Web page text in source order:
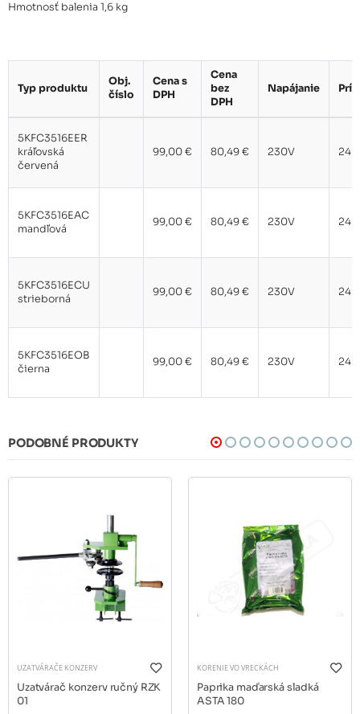
Hmotnosť balenia 1,6 kg
Typ produktu
Obj.
číslo
Cena s
DPH
Cena
bez
DPH
Napájanie
5KFC3516EER
kráľovská
červená
99,00 € 80,49 € 230V 240
5KFC3516EAC
mandľová
99,00 € 80,49 € 230V 240
5KFC3516ECU
strieborná
99,00 € 80,49 € 230V 240
5KFC3516EOB
čierna
99,00 € 80,49 € 230V 240
PODOBNÉ PRODUKTY
UZATVÁRAČE KONZERV
Uzatvárač konzerv ručný RZK
01
KORENIE VO VRECKÁCH
Paprika maďarská sladká
ASTA 180